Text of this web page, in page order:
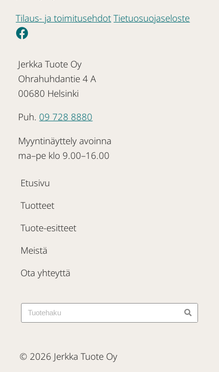
Tilaus- ja toimitusehdot Tietuosuojaseloste
Jerkka Tuote Oy
Ohrahuhdantie 4 A
00680 Helsinki
Puh. 09 728 8880
Myyntinäyttely avoinna
ma–pe klo 9.00–16.00
Etusivu
Tuotteet
Tuote-esitteet
Meistä
Ota yhteyttä
© 2026 Jerkka Tuote Oy